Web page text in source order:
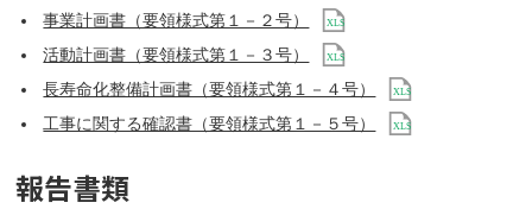
事業計画書（要領様式第１－２号）
活動計画書（要領様式第１－３号）
長寿命化整備計画書（要領様式第１－４号）
工事に関する確認書（要領様式第１－５号）
報告書類